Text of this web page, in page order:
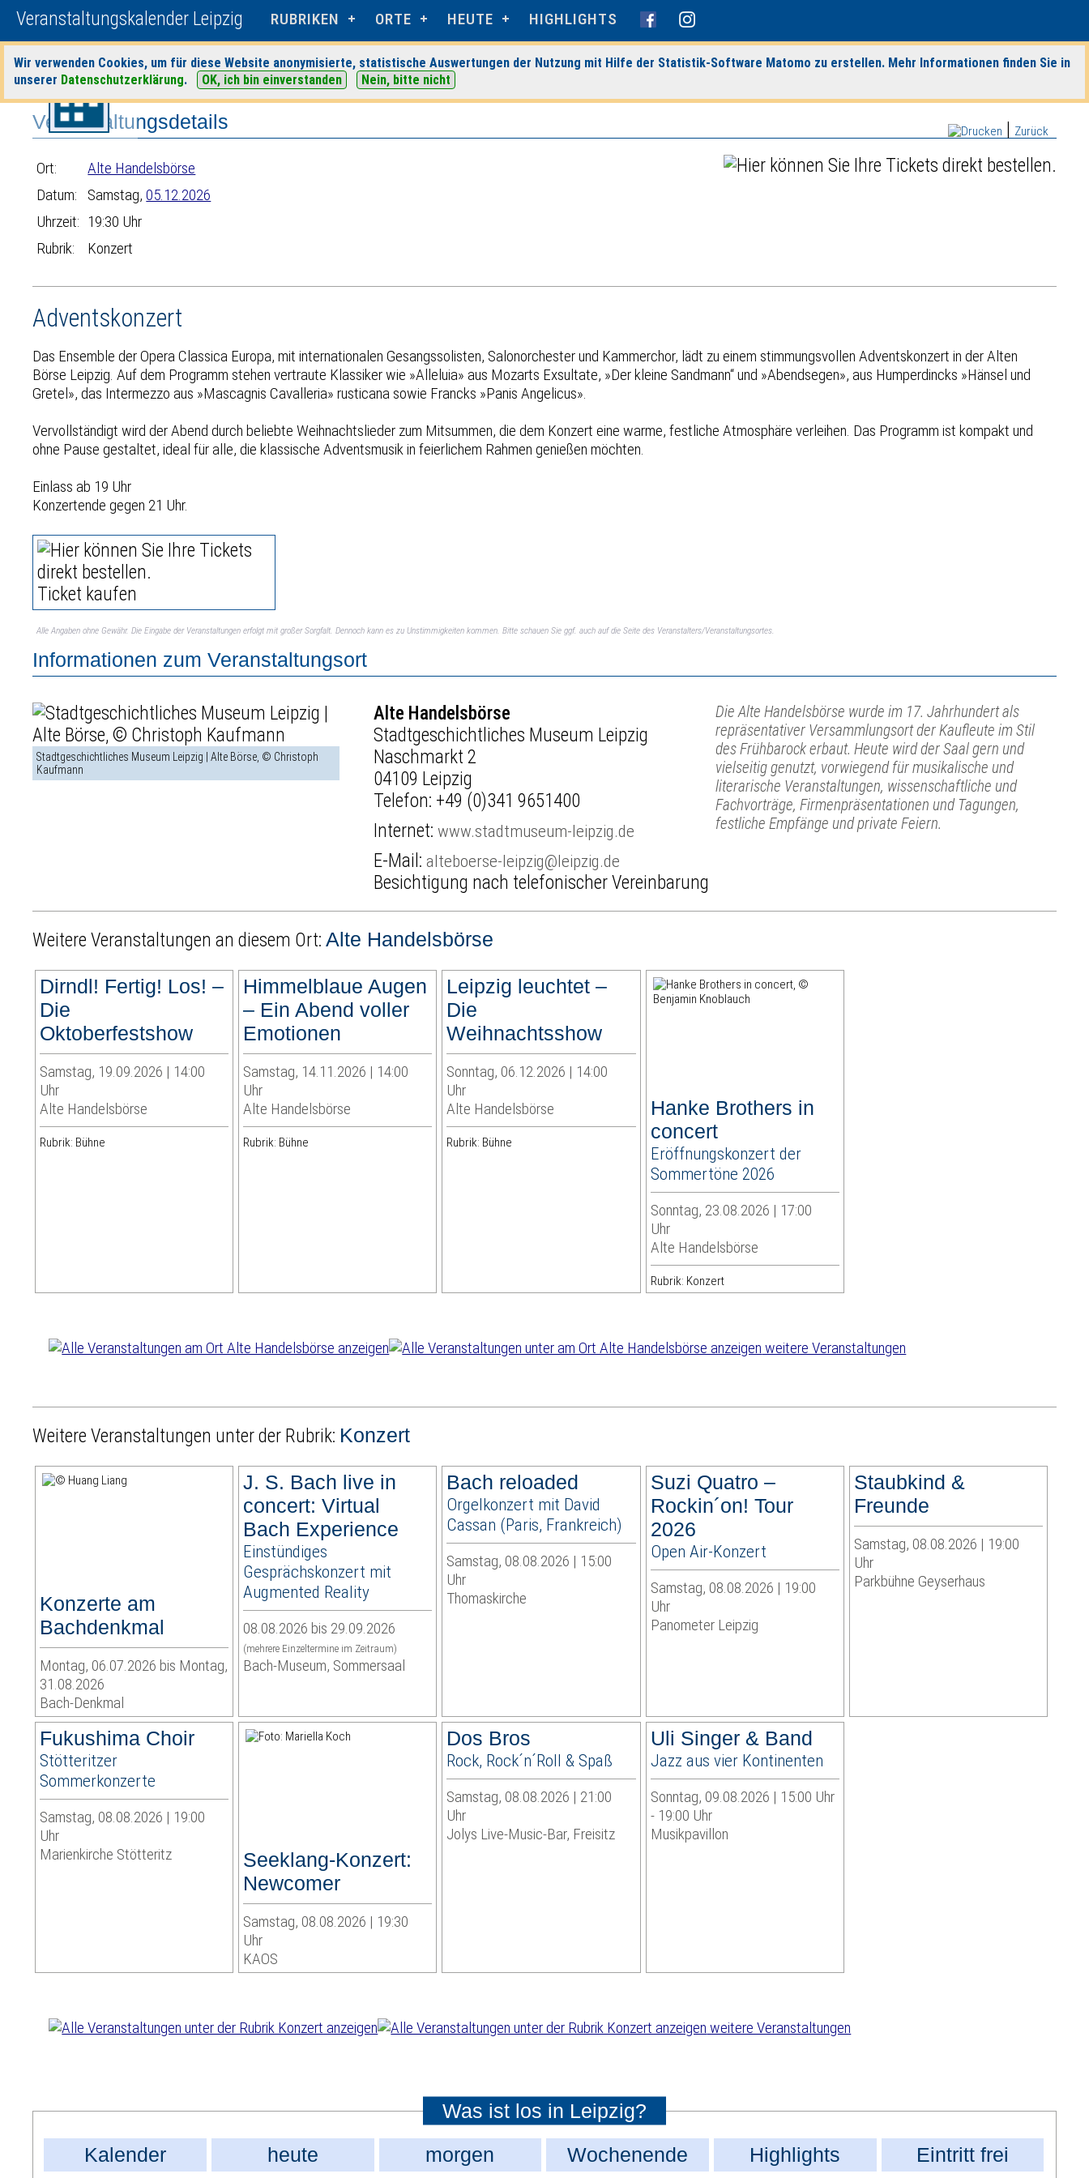
Veranstaltungskalender Leipzig RUBRIKEN ORTE HEUTE HIGHLIGHTS
Wir verwenden Cookies, um für diese Website anonymisierte, statistische Auswertungen der Nutzung mit Hilfe der Statistik-Software Matomo zu erstellen. Mehr Informationen finden Sie in
unserer Datenschutzerklärung. OK, ich bin einverstanden Nein, bitte nicht
Startseite>Veranstaltungen>Suche> Konzert >Alte Handelsbörse > Veranstaltungsdetails
Zurück
Veranstaltungsdetails
Ort:
Alte Handelsbörse
Datum:
Samstag,05.12.2026
Uhrzeit: 19:30 Uhr
Rubrik:
Konzert
Adventskonzert
Das Ensemble der Opera Classica Europa, mit internationalen Gesangssolisten, Salonorchester und Kammerchor, lädt zu einem stimmungsvollen Adventskonzert in der Alten
Börse Leipzig. Auf dem Programm stehen vertraute Klassiker wie »Alleluia» aus Mozarts Exsultate, »Der kleine Sandmann“ und »Abendsegen», aus Humperdincks »Hänsel und
Gretel», das Intermezzo aus »Mascagnis Cavalleria» rusticana sowie Francks »Panis Angelicus».
Vervollständigt wird der Abend durch beliebte Weihnachtslieder zum Mitsummen, die dem Konzert eine warme, festliche Atmosphäre verleihen. Das Programm ist kompakt und
ohne Pause gestaltet, ideal für alle, die klassische Adventsmusik in feierlichem Rahmen genießen möchten.
Einlass ab 19 Uhr
Konzertende gegen 21 Uhr.
Ticket kaufen
Alle Angaben ohne Gewähr. Die Eingabe der Veranstaltungen erfolgt mit großer Sorgfalt. Dennoch kann es zu Unstimmigkeiten kommen. Bitte schauen Sie ggf. auch auf die Seite des Veranstalters/Veranstaltungsortes.
Informationen zum Veranstaltungsort
Stadtgeschichtliches Museum Leipzig | Alte Börse, © Christoph
Kaufmann
Alte Handelsbörse
Stadtgeschichtliches Museum Leipzig
Naschmarkt 2
04109 Leipzig
Telefon: +49 (0)341 9651400
Internet:www.stadtmuseum-leipzig.de
E-Mail: alteboerse-leipzig@leipzig.de
Besichtigung nach telefonischer Vereinbarung
Die Alte Handelsbörse wurde im 17. Jahrhundert als
repräsentativer Versammlungsort der Kaufleute im Stil
des Frühbarock erbaut. Heute wird der Saal gern und
vielseitig genutzt, vorwiegend für musikalische und
literarische Veranstaltungen, wissenschaftliche und
Fachvorträge, Firmenpräsentationen und Tagungen,
festliche Empfänge und private Feiern.
Weitere Veranstaltungen an diesem Ort:Alte Handelsbörse
Dirndl! Fertig! Los! –
Die
Oktoberfestshow
Samstag, 19.09.2026 | 14:00
Uhr
Alte Handelsbörse
Rubrik: Bühne
Himmelblaue Augen
– Ein Abend voller
Emotionen
Samstag, 14.11.2026 | 14:00
Uhr
Alte Handelsbörse
Rubrik: Bühne
Leipzig leuchtet –
Die
Weihnachtsshow
Sonntag, 06.12.2026 | 14:00
Uhr
Alte Handelsbörse
Rubrik: Bühne
Hanke Brothers in
concert
Eröffnungskonzert der
Sommertöne 2026
Sonntag, 23.08.2026 | 17:00
Uhr
Alte Handelsbörse
Rubrik: Konzert
weitere Veranstaltungen
Weitere Veranstaltungen unter der Rubrik: Konzert
Konzerte am
Bachdenkmal
Montag, 06.07.2026 bis Montag,
31.08.2026
Bach-Denkmal
J. S. Bach live in
concert: Virtual
Bach Experience
Einstündiges
Gesprächskonzert mit
Augmented Reality
08.08.2026 bis 29.09.2026
(mehrere Einzeltermine im Zeitraum)
Bach-Museum, Sommersaal
Bach reloaded
Orgelkonzert mit David
Cassan (Paris, Frankreich)
Samstag, 08.08.2026 | 15:00
Uhr
Thomaskirche
Suzi Quatro –
Rockin´on! Tour
2026
Open Air-Konzert
Samstag, 08.08.2026 | 19:00
Uhr
Panometer Leipzig
Staubkind &
Freunde
Samstag, 08.08.2026 | 19:00
Uhr
Parkbühne Geyserhaus
Fukushima Choir
Stötteritzer
Sommerkonzerte
Samstag, 08.08.2026 | 19:00
Uhr
Marienkirche Stötteritz
Seeklang-Konzert:
Newcomer
Samstag, 08.08.2026 | 19:30
Uhr
KAOS
Dos Bros
Rock, Rock´n´Roll & Spaß
Samstag, 08.08.2026 | 21:00
Uhr
Jolys Live-Music-Bar, Freisitz
Uli Singer & Band
Jazz aus vier Kontinenten
Sonntag, 09.08.2026 | 15:00 Uhr
- 19:00 Uhr
Musikpavillon
weitere Veranstaltungen
Was ist los in Leipzig?
Kalender
heute morgen Wochenende Highlights Eintritt frei